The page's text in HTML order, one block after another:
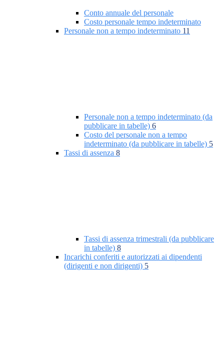
Conto annuale del personale
Costo personale tempo indeterminato
Personale non a tempo indeterminato 11
Personale non a tempo indeterminato (da
pubblicare in tabelle) 6
Costo del personale non a tempo
indeterminato (da pubblicare in tabelle) 5
Tassi di assenza 8
Tassi di assenza trimestrali (da pubblicare
in tabelle) 8
Incarichi conferiti e autorizzati ai dipendenti
(dirigenti e non dirigenti) 5